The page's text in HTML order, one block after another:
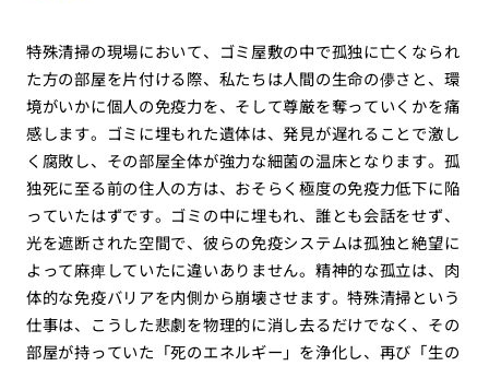
特殊清掃の現場において、ゴミ屋敷の中で孤独に亡くなられ
た方の部屋を片付ける際、私たちは人間の生命の儚さと、環
境がいかに個人の免疫力を、そして尊厳を奪っていくかを痛
感します。ゴミに埋もれた遺体は、発見が遅れることで激し
く腐敗し、その部屋全体が強力な細菌の温床となります。孤
独死に至る前の住人の方は、おそらく極度の免疫力低下に陥
っていたはずです。ゴミの中に埋もれ、誰とも会話をせず、
光を遮断された空間で、彼らの免疫システムは孤独と絶望に
よって麻痺していたに違いありません。精神的な孤立は、肉
体的な免疫バリアを内側から崩壊させます。特殊清掃という
仕事は、こうした悲劇を物理的に消し去るだけでなく、その
部屋が持っていた「死のエネルギー」を浄化し、再び「生の